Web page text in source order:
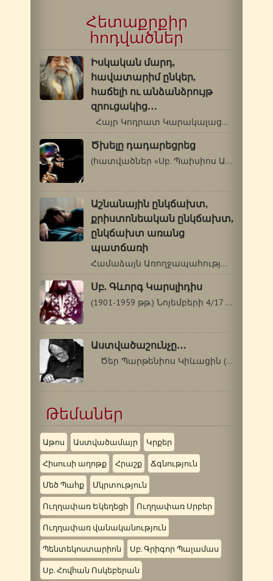
Հետաքրքիր
հոդվածներ
Իսկական մարդ,
հավատարիմ ընկեր,
հաճելի ու անձանձրույթ
զրուցակից…
Հայր Կոդրատ Կարակալացի[1] (1931-†…
Ծխելը դադարեցրեց
(հատվածներ «Սբ. Պաիսիոս Աթոսացու…
Աշնանային ընկճախտ,
քրիստոնեական ընկճախտ,
ընկճախտ առանց
պատճառի
Համաձայն Առողջապահության համաշխարհային…
Սբ. Գևորգ Կարսլիդիս
(1901-1959 թթ.) Նոյեմբերի 4/17 Սբ. Գևորգը`…
Աստվածաշունչը…
Ծեր Պարթենիոս Կիևացին (1792-1855 թթ.)…
Թեմաներ
Աթոս Աստվածամայր Կրքեր
Հիսուսի աղոթք Հրաշք Ճգնություն
Մեծ Պահք Մկրտություն
Ուղղափառ Եկեղեցի Ուղղափառ Սրբեր
Ուղղափառ վանականություն
Պենտեկոստարիոն Սբ. Գրիգոր Պալամաս
Սբ. Հովհան Ոսկեբերան